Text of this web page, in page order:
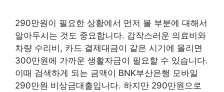
290만원이 필요한 상황에서 먼저 볼 부분에 대해서
알아두시는 것도 중요합니다. 갑작스러운 의료비와
차량 수리비, 카드 결제대금이 같은 시기에 몰리면
300만원에 가까운 생활자금이 필요할 수 있습니다.
이때 검색하게 되는 금액이 BNK부산은행 모바일
290만원 비상금대출입니다. 하지만 290만원으로